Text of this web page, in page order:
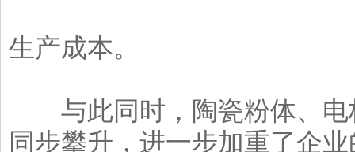
生产成本。
与此同时，陶瓷粉体、电
同步攀升，进一步加重了企